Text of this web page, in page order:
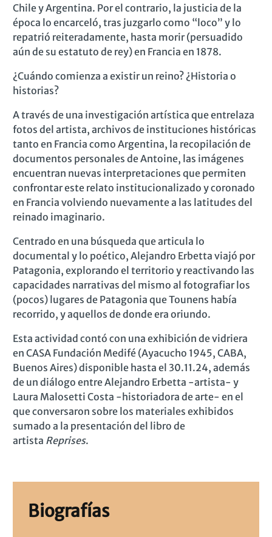
Chile y Argentina. Por el contrario, la justicia de la
época lo encarceló, tras juzgarlo como “loco” y lo
repatrió reiteradamente, hasta morir (persuadido
aún de su estatuto de rey) en Francia en 1878.
¿Cuándo comienza a existir un reino? ¿Historia o
historias?
A través de una investigación artística que entrelaza
fotos del artista, archivos de instituciones históricas
tanto en Francia como Argentina, la recopilación de
documentos personales de Antoine, las imágenes
encuentran nuevas interpretaciones que permiten
confrontar este relato institucionalizado y coronado
en Francia volviendo nuevamente a las latitudes del
reinado imaginario.
Centrado en una búsqueda que articula lo
documental y lo poético, Alejandro Erbetta viajó por
Patagonia, explorando el territorio y reactivando las
capacidades narrativas del mismo al fotografiar los
(pocos) lugares de Patagonia que Tounens había
recorrido, y aquellos de donde era oriundo.
Esta actividad contó con una exhibición de vidriera
en CASA Fundación Medifé (Ayacucho 1945, CABA,
Buenos Aires) disponible hasta el 30.11.24, además
de un diálogo entre Alejandro Erbetta -artista- y
Laura Malosetti Costa -historiadora de arte- en el
que conversaron sobre los materiales exhibidos
sumado a la presentación del libro de
artista Reprises.
Biografías